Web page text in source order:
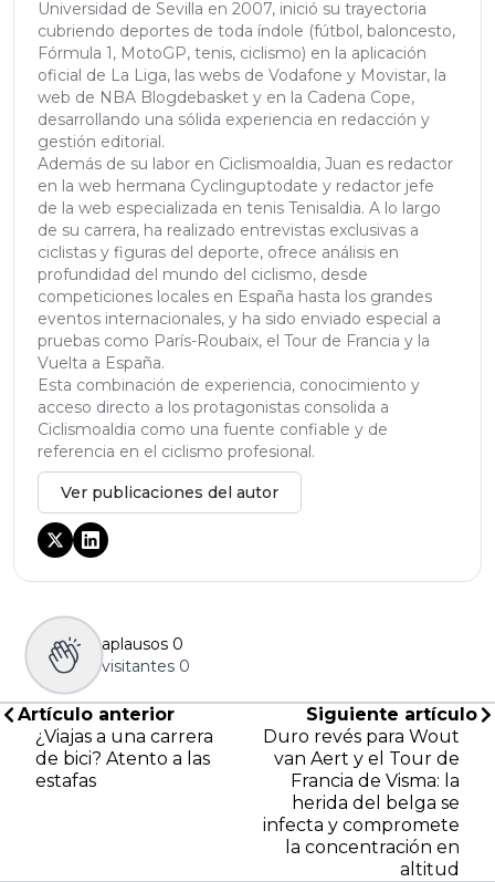
Universidad de Sevilla en 2007, inició su trayectoria
cubriendo deportes de toda índole (fútbol, baloncesto,
Fórmula 1, MotoGP, tenis, ciclismo) en la aplicación
oficial de La Liga, las webs de Vodafone y Movistar, la
web de NBA Blogdebasket y en la Cadena Cope,
desarrollando una sólida experiencia en redacción y
gestión editorial.
Además de su labor en Ciclismoaldia, Juan es redactor
en la web hermana Cyclinguptodate y redactor jefe
de la web especializada en tenis Tenisaldia. A lo largo
de su carrera, ha realizado entrevistas exclusivas a
ciclistas y figuras del deporte, ofrece análisis en
profundidad del mundo del ciclismo, desde
competiciones locales en España hasta los grandes
eventos internacionales, y ha sido enviado especial a
pruebas como París-Roubaix, el Tour de Francia y la
Vuelta a España.
Esta combinación de experiencia, conocimiento y
acceso directo a los protagonistas consolida a
Ciclismoaldia como una fuente confiable y de
referencia en el ciclismo profesional.
Ver publicaciones del autor
aplausos 0
visitantes 0
Artículo anterior
¿Viajas a una carrera
de bici? Atento a las
estafas
Siguiente artículo
Duro revés para Wout
van Aert y el Tour de
Francia de Visma: la
herida del belga se
infecta y compromete
la concentración en
altitud